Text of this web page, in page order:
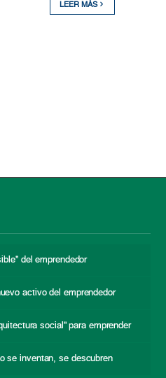
LEER MÁS
del emprendedor
activo del emprendedor
social” para emprender
se inventan, se descubren